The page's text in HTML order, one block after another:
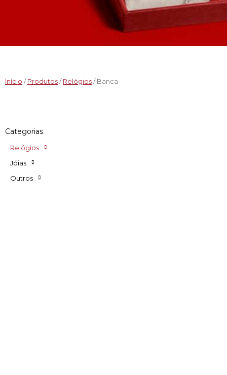
Início / Produtos / Relógios / Banca
Categorias
Relógios
Jóias
Outros